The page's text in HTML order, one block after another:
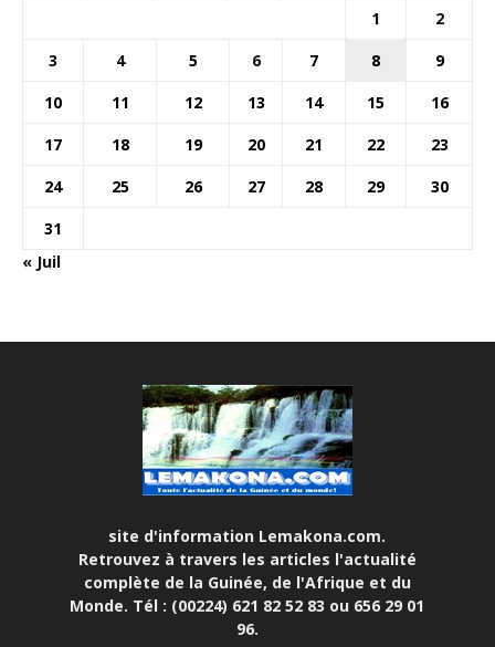
1
2
3
4 5 6 7 8
9
10
11 12 13 14 15
16
17
18 19 20 21 22
23
24
25 26 27 28 29
30
31
« Juil
site d'information Lemakona.com.
Retrouvez à travers les articles l'actualité
complète de la Guinée, de l'Afrique et du
Monde. Tél : (00224) 621 82 52 83 ou 656 29 01
96.